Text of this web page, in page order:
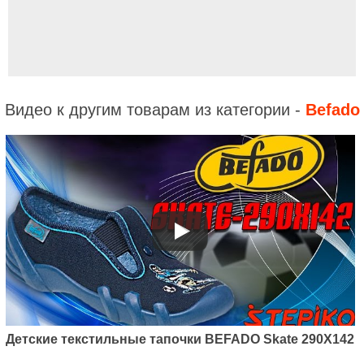
Видео к другим товарам из категории - Befado
Детские текстильные тапочки BEFADO Skate 290X142